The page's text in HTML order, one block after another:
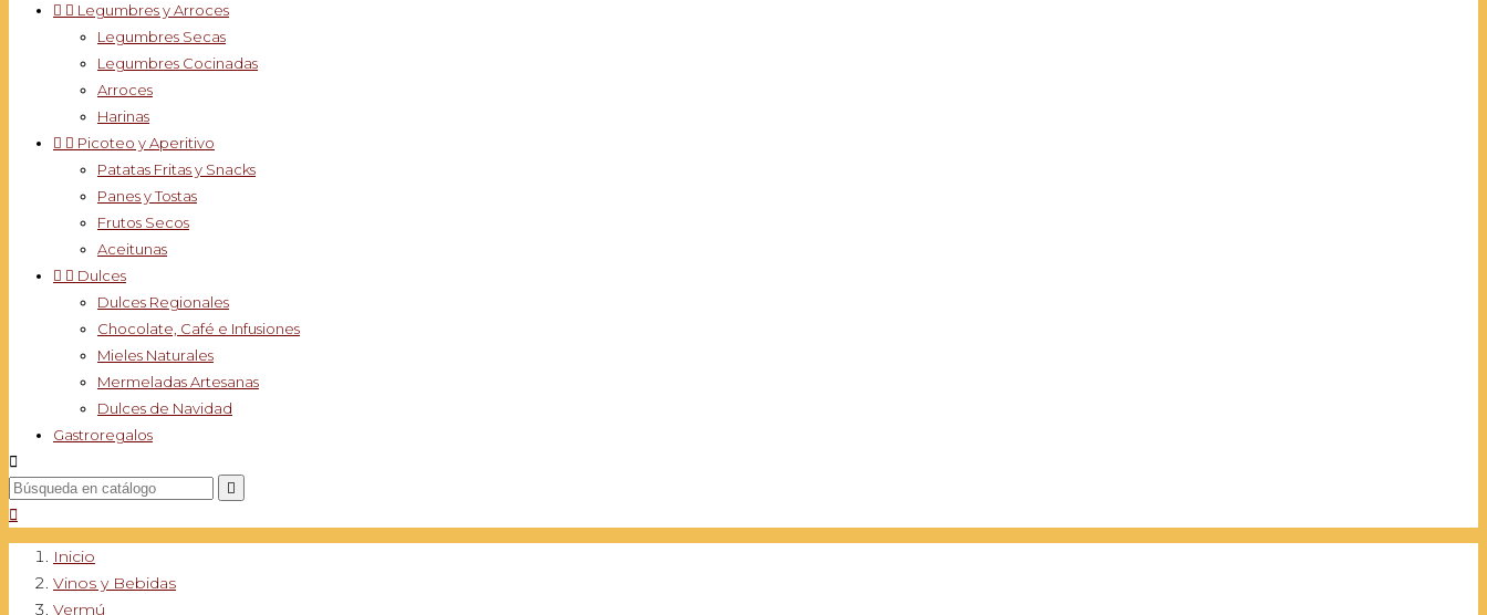
  Legumbres y Arroces
Legumbres Secas
Legumbres Cocinadas
Arroces
Harinas
  Picoteo y Aperitivo
Patatas Fritas y Snacks
Panes y Tostas
Frutos Secos
Aceitunas
  Dulces
Dulces Regionales
Chocolate, Café e Infusiones
Mieles Naturales
Mermeladas Artesanas
Dulces de Navidad
Gastroregalos



Inicio
Vinos y Bebidas
Vermú